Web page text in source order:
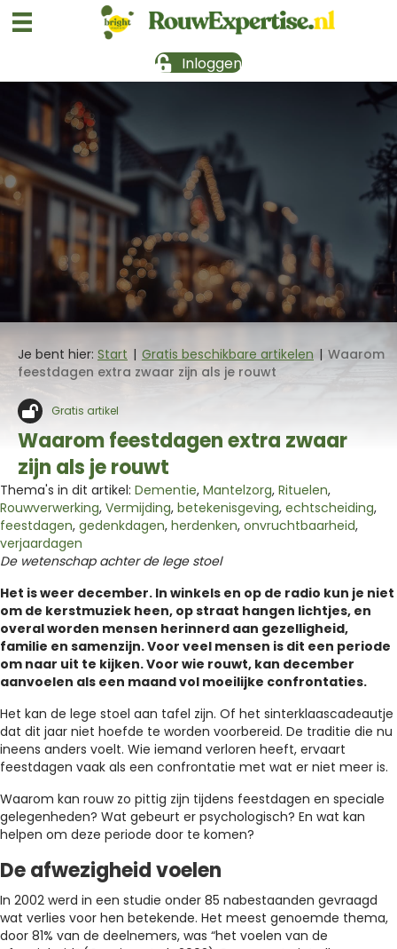
Inloggen
Je bent hier: Start | Gratis beschikbare artikelen | Waarom
feestdagen extra zwaar zijn als je rouwt
Gratis artikel
Waarom feestdagen extra zwaar
zijn als je rouwt
Thema's in dit artikel: Dementie, Mantelzorg, Rituelen,
Rouwverwerking, Vermijding, betekenisgeving, echtscheiding,
feestdagen, gedenkdagen, herdenken, onvruchtbaarheid,
verjaardagen
De wetenschap achter de lege stoel
Het is weer december. In winkels en op de radio kun je niet
om de kerstmuziek heen, op straat hangen lichtjes, en
overal worden mensen herinnerd aan gezelligheid,
familie en samenzijn. Voor veel mensen is dit een periode
om naar uit te kijken. Voor wie rouwt, kan december
aanvoelen als een maand vol moeilijke confrontaties.
Het kan de lege stoel aan tafel zijn. Of het sinterklaascadeautje
dat dit jaar niet hoefde te worden voorbereid. De traditie die nu
ineens anders voelt. Wie iemand verloren heeft, ervaart
feestdagen vaak als een confrontatie met wat er niet meer is.
Waarom kan rouw zo pittig zijn tijdens feestdagen en speciale
gelegenheden? Wat gebeurt er psychologisch? En wat kan
helpen om deze periode door te komen?
De afwezigheid voelen
In 2002 werd in een studie onder 85 nabestaanden gevraagd
wat verlies voor hen betekende. Het meest genoemde thema,
door 81% van de deelnemers, was “het voelen van de